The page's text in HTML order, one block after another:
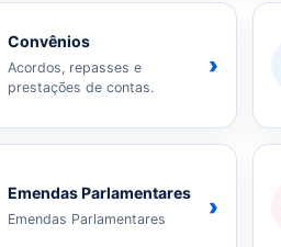
Convênios
Acordos, repasses e
prestações de contas.
›
Emendas Parlamentares
Emendas Parlamentares ›